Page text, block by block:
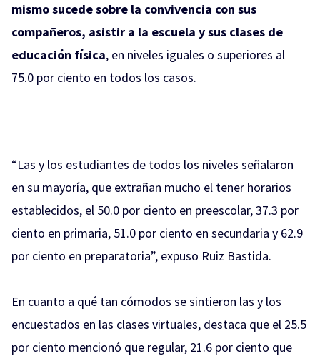
mismo sucede sobre la convivencia con sus
compañeros, asistir a la escuela y sus clases de
educación física, en niveles iguales o superiores al
75.0 por ciento en todos los casos.
“Las y los estudiantes de todos los niveles señalaron
en su mayoría, que extrañan mucho el tener horarios
establecidos, el 50.0 por ciento en preescolar, 37.3 por
ciento en primaria, 51.0 por ciento en secundaria y 62.9
por ciento en preparatoria”, expuso Ruiz Bastida.
En cuanto a qué tan cómodos se sintieron las y los
encuestados en las clases virtuales, destaca que el 25.5
por ciento mencionó que regular, 21.6 por ciento que